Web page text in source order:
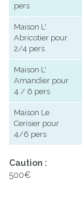
pers
Maison L'
Abricotier pour
2/4 pers
Maison L'
Amandier pour
4 / 6 pers
Maison Le
Cerisier pour
4/6 pers
Caution :
500€